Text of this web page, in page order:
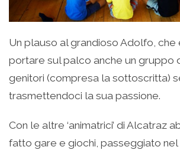
Un plauso al grandioso Adolfo, che
portare sul palco anche un gruppo
genitori (compresa la sottoscritta)
trasmettendoci la sua passione.
Con le altre ‘animatrici’ di Alcatraz
fatto gare e giochi, passeggiato